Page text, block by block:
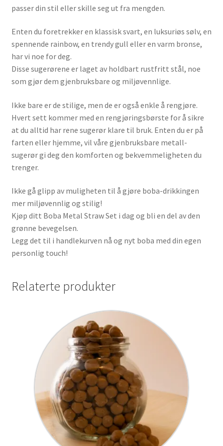
passer din stil eller skille seg ut fra mengden.
Enten du foretrekker en klassisk svart, en luksuriøs sølv, en
spennende rainbow, en trendy gull eller en varm bronse,
har vi noe for deg.
Disse sugerørene er laget av holdbart rustfritt stål, noe
som gjør dem gjenbruksbare og miljøvennlige.
Ikke bare er de stilige, men de er også enkle å rengjøre.
Hvert sett kommer med en rengjøringsbørste for å sikre
at du alltid har rene sugerør klare til bruk. Enten du er på
farten eller hjemme, vil våre gjenbruksbare metall-
sugerør gi deg den komforten og bekvemmeligheten du
trenger.
Ikke gå glipp av muligheten til å gjøre boba-drikkingen
mer miljøvennlig og stilig!
Kjøp ditt Boba Metal Straw Set i dag og bli en del av den
grønne bevegelsen.
Legg det til i handlekurven nå og nyt boba med din egen
personlig touch!
Relaterte produkter